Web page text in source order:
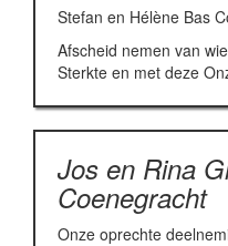
Stefan en Hélène Bas
Afscheid nemen van
Sterkte en met deze
Jos en Rina
Coenegracht
Onze oprechte